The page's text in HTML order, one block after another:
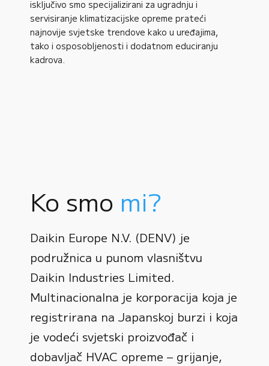
isključivo smo specijalizirani za ugradnju i
servisiranje klimatizacijske opreme prateći
najnovije svjetske trendove kako u uređajima,
tako i osposobljenosti i dodatnom educiranju
kadrova.
Ko smo mi?
Daikin Europe N.V. (DENV) je
podružnica u punom vlasništvu
Daikin Industries Limited.
Multinacionalna je korporacija koja je
registrirana na Japanskoj burzi i koja
je vodeći svjetski proizvođač i
dobavljač HVAC opreme – grijanje,
0